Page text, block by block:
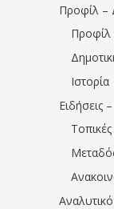
Προφίλ –
Προφίλ
Ιστορία
Ειδήσεις